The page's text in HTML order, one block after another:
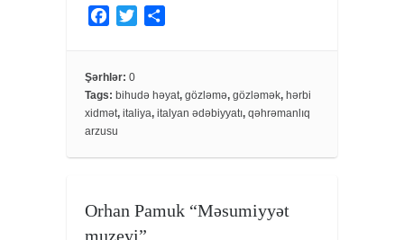
e
b
o
o
k
t
e
e
Şərhlər: 0
Tags: bihudə həyat, gözləmə, gözləmək, hərbi
xidmət, italiya, italyan ədəbiyyatı, qəhrəmanlıq
arzusu
Orhan Pamuk “Məsumiyyət
muzeyi”